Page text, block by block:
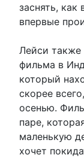
заснять,
впервые
Лейси также
фильма в
который
скорее
осенью.
паре,
маленькую
хочет